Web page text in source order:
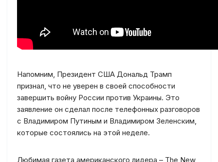
Напомним, Президент США Дональд Трамп
признал, что не уверен в своей способности
завершить войну России против Украины. Это
заявление он сделал после телефонных разговоров
с Владимиром Путиным и Владимиром Зеленским,
которые состоялись на этой неделе.
Любимая газета американского лидера – The New